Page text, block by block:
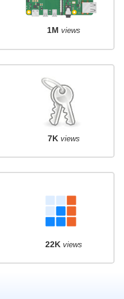
1M views
7K views
22K views